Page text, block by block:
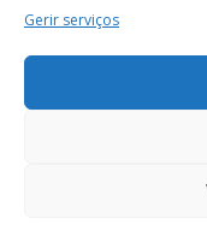
Gerir serviços
Termos e
os direitos